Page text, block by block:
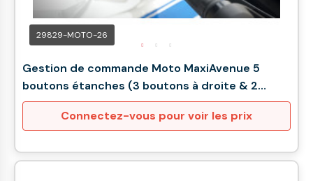
29829-MOTO-26
Gestion de commande Moto MaxiAvenue 5
boutons étanches (3 boutons à droite & 2
boutons à gauche)
Connectez-vous pour voir les prix